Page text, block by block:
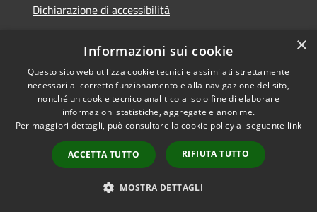
Dichiarazione di accessibilità
RSS
Accessibilità
Cookie
Mappa del sito
WebMail
Copyright © 2026 • Comune di
Santa Teresa Gallura •
Powered byMunicipium
Accesso redazione
×
Informazioni sui cookie
Questo sito web utilizza cookie tecnici e assimilati strettamente
necessari al corretto funzionamento e alla navigazione del sito,
nonché un cookie tecnico analitico al solo fine di elaborare
informazioni statistiche, aggregate e anonime.
Per maggiori dettagli, può consultare la cookie policy al seguente link
ACCETTA TUTTO RIFIUTA TUTTO
MOSTRA DETTAGLI